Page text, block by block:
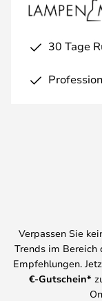
30 Tage
Verpassen Sie
Trends im Bereich
Empfehlungen.
€-Gutschein*